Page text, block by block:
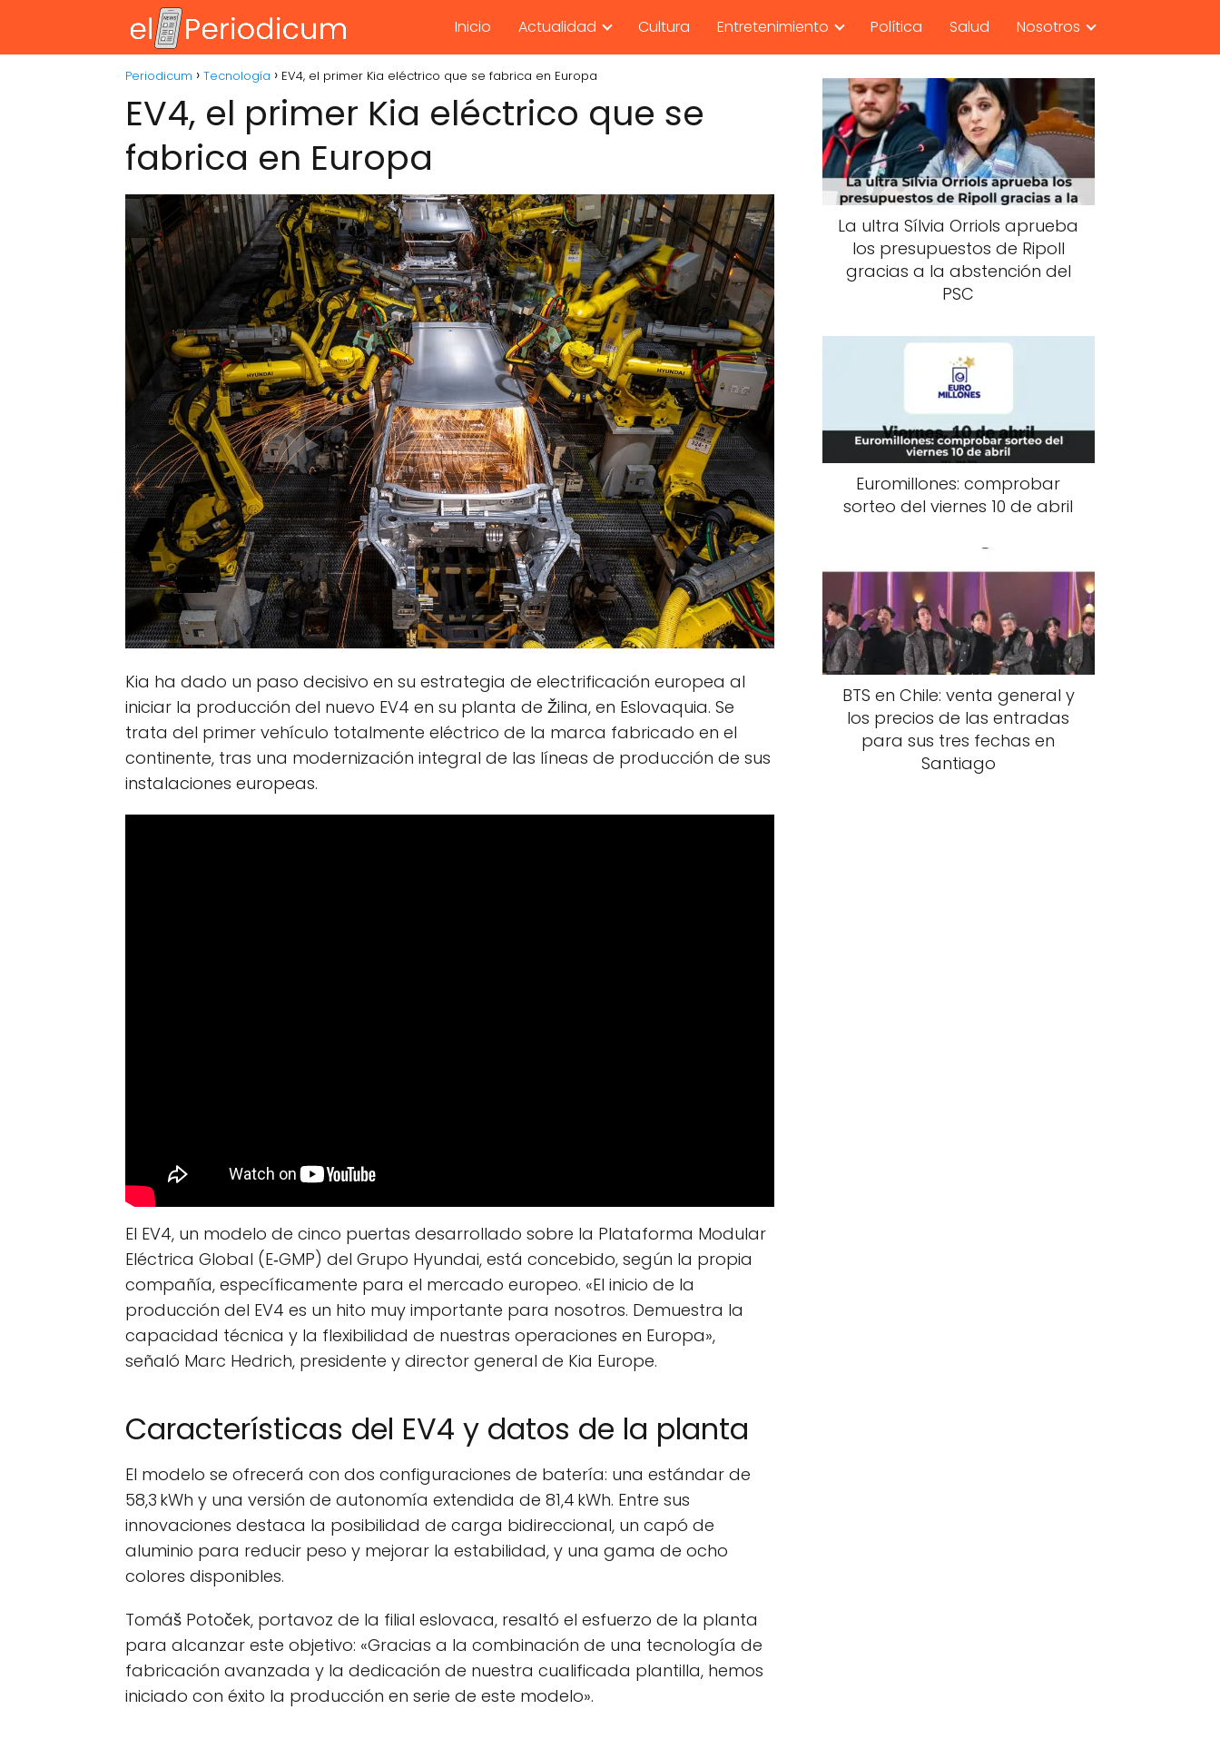
Inicio Actualidad Cultura Entretenimiento Política Salud Nosotros
Periodicum Tecnología EV4, el primer Kia eléctrico que se fabrica en Europa
EV4, el primer Kia eléctrico que se
fabrica en Europa
Kia ha dado un paso decisivo en su estrategia de electrificación europea al
iniciar la producción del nuevo EV4 en su planta de Žilina, en Eslovaquia. Se
trata del primer vehículo totalmente eléctrico de la marca fabricado en el
continente, tras una modernización integral de las líneas de producción de sus
instalaciones europeas.
El EV4, un modelo de cinco puertas desarrollado sobre la Plataforma Modular
Eléctrica Global (E‑GMP) del Grupo Hyundai, está concebido, según la propia
compañía, específicamente para el mercado europeo. «El inicio de la
producción del EV4 es un hito muy importante para nosotros. Demuestra la
capacidad técnica y la flexibilidad de nuestras operaciones en Europa»,
señaló Marc Hedrich, presidente y director general de Kia Europe.
Características del EV4 y datos de la planta
El modelo se ofrecerá con dos configuraciones de batería: una estándar de
58,3 kWh y una versión de autonomía extendida de 81,4 kWh. Entre sus
innovaciones destaca la posibilidad de carga bidireccional, un capó de
aluminio para reducir peso y mejorar la estabilidad, y una gama de ocho
colores disponibles.
Tomáš Potoček, portavoz de la filial eslovaca, resaltó el esfuerzo de la planta
para alcanzar este objetivo: «Gracias a la combinación de una tecnología de
fabricación avanzada y la dedicación de nuestra cualificada plantilla, hemos
iniciado con éxito la producción en serie de este modelo».
La ultra Sílvia Orriols aprueba
los presupuestos de Ripoll
gracias a la abstención del
PSC
Euromillones: comprobar
sorteo del viernes 10 de abril
BTS en Chile: venta general y
los precios de las entradas
para sus tres fechas en
Santiago